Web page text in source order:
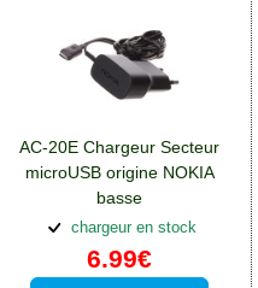
AC-20E Chargeur Secteur
microUSB origine NOKIA
basse
consommation:Chargeurs
Blackberry DTEK50
chargeur en stock
6.99€